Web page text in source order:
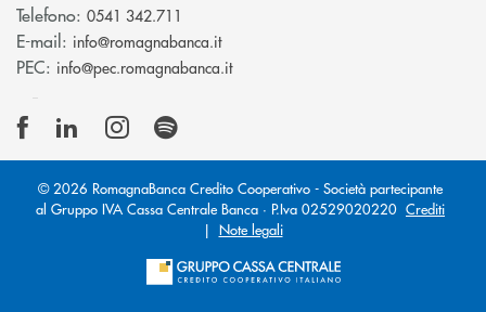
Telefono: 0541 342.711
E-mail: info@romagnabanca.it(si apre l’app di posta elettronica)
PEC: info@pec.romagnabanca.it(si apre l’app di posta elettronica)
© 2026 RomagnaBanca Credito Cooperativo - Società partecipante
al Gruppo IVA Cassa Centrale Banca · P.Iva 02529020220 Crediti
| Note legali